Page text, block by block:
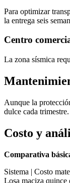
Para optimizar
la entrega seis
Centro
La zona sísmica
Aunque la
dulce cada
Costo y
Comparativa
Sistema | Costo
Losa maciza quince